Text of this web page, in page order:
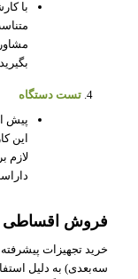
با
تست دستگاه
پیش
این
لازم
فروش اقساطی
خرید تجهیزات
سه‌بعدی) به دلیل